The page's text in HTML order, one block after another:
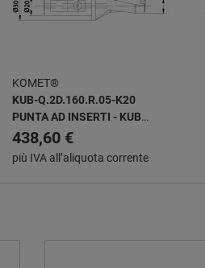
KOMET®
KUB-Q.2D.160.R.05-K20
PUNTA AD INSERTI - KUB
QUATRON
438,60 €
più IVA all’aliquota corrente